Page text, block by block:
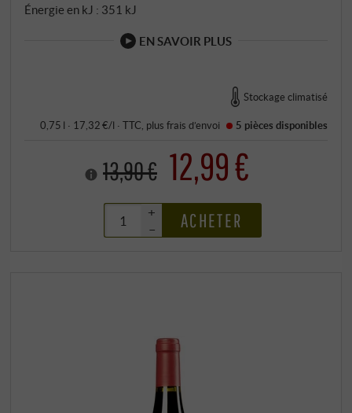
Énergie en kJ : 351 kJ
EN SAVOIR PLUS
Stockage climatisé
0,75 l · 17,32 €/l ·TTC , plusfrais d’envoi 5 pièces disponibles
13,90 € 12,99 €
+
–
ACHETER